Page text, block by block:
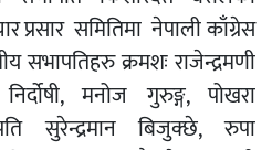
प्रसार समितिमा नेपाली काँग्रेस
सभापतिहरु क्रमशः राजेन्द्रमणी
मनोज गुरुङ्ग, पोखरा
सुरेन्द्रमान बिजुक्छे, रुपा